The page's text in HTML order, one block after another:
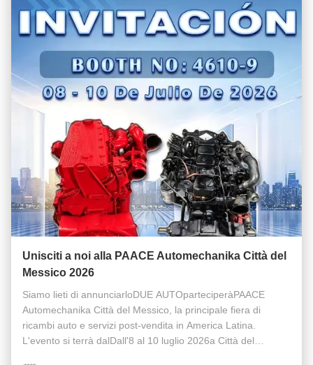
Unisciti a noi alla PAACE Automechanika Città del
Messico 2026
Siamo lieti di annunciarloDUE AUTOparteciperàPAACE
Automechanika Città del Messico, la principale fiera di
ricambi auto e servizi post-vendita in America Latina.
L'evento si terrà dalDall'8 al 10 luglio 2026a Città del